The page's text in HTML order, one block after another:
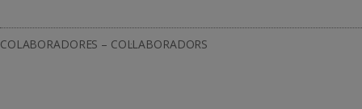
COLABORADORES – COL·LABORADORS